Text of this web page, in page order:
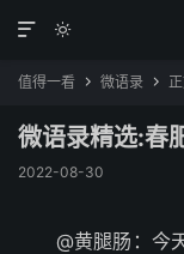


值得一看  微语录 
微语录精选:春
2022-08-30
@黄腿肠：今